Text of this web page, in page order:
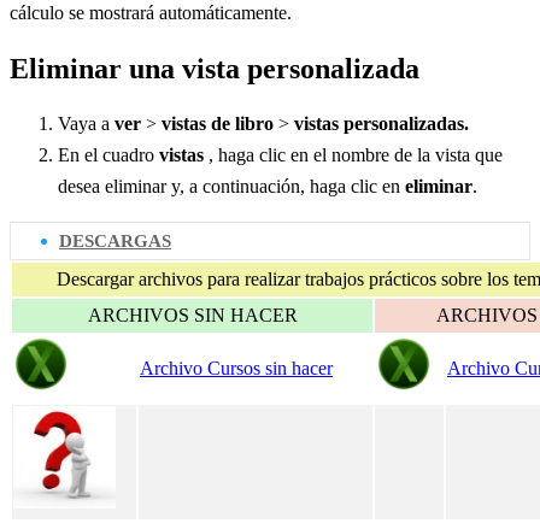
cálculo se mostrará automáticamente.
Eliminar una vista personalizada
Vaya a ver > vistas de libro > vistas personalizadas.
En el cuadro vistas , haga clic en el nombre de la vista que
desea eliminar y, a continuación, haga clic en eliminar.
DESCARGAS
Descargar archivos para realizar trabajos prácticos sobre los
ARCHIVOS SIN HACER
Archivo Cursos sin hacer Archivo